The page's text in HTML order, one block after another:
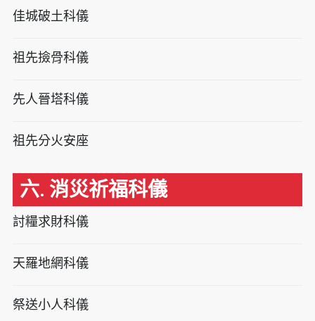
佳城破土科儀
祖先撿骨科儀
先人晉塔科儀
祖先分火安座
六. 消災祈福科儀
討糧求財科儀
天羅地網科儀
祭送小人科儀